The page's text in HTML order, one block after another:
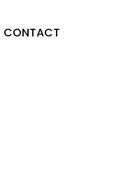
CONTACT